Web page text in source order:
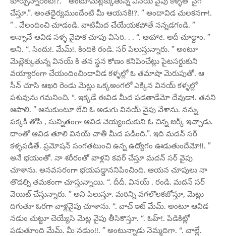
చేస్తూ.”. అంతధైర్యముందేంటి మీ ఆయనకి!?. ” అందావిడ చులకనగా!.
” . వేలందించి చూడండి. వాటిమీద చేయేయకపోతే నన్నడగండి. ”
అన్నానే ఆవిడ సళ్ళ వైపొక చూపు విసిరి. . . “. ఆఁహాఁ!. అదీ చూద్దాం. ”
అని. “. సిందు!. మేమ్!. కిందికి రండి. సర్ పిలుస్తున్నారు. ” అంటూ
మెట్లెక్కుతున్న వినయ్ కి తన స్థన కోణం కనిపించేట్లు పైటసర్దుకుని
వయ్యారంగా చేయందించిందావిడ కళ్ళల్లో ఓ తమాషా మెరుపుతో. ఆ
సీన్ చూసి ఆఖరి రెండు మెట్లు ఒక్కఅంగలో ఎక్కిన వినయ్ కళ్ళల్లో
పశువును గమనించి. “. ఇక్కడే ఈవిడ మీద పడతాడేమో దేవుడా!. తనని
ఆపాలి. ” అనుకుంటూ లేచి ఓ అడుగు వినయ్ వైపు వేశాను. నన్ను
పక్కకి తోసి , సున్నితంగా ఆవిడ చెయ్యందుకుని ఓ చిన్న జర్క్ ఇచ్చాడు.
దాంతో ఆవిడ తూలి వినయ్ చాతీ మీద పడింది.”. ఇది మదన్ సర్
కళ్ళపడితే. ప్రమోషన్ సంగతటుంచి ఉన్న ఉద్యోగం ఊడుతుందేమో!!. ”
అనే భయంతో. నా శరీరంతో వాళ్లని కవర్ చేస్తూ మదన్ సర్ వైపు
చూశాను. అనవసరంగా భయపడ్డాననిపించింది. ఆయన చూపులు నా
తొడల్ని తమకంగా చూస్తున్నాయి. “. దీదీ. వినయ్ . రండి. మదన్ సర్
వెయిట్ చేస్తున్నారు. ” అని పిలుస్తూ. మరిన్ని వగలొలకబోస్తూ, మెట్లు
దిగుతూ ఓరగా వాళ్లవైపు చూశాను. “. వాచ్ ఇట్ మేమ్. అంటూ ఆవిడ
నడుం చుట్టూ చెయ్యేసి మెట్ల వైపు తీసికొస్తూ. “. ఓహ్!. పిడికిట్లో
పడుతూంది మేమ్. మీ నడుం!!. ” అంటున్నాడు నెమ్మదిగా. “. చాల్లే.